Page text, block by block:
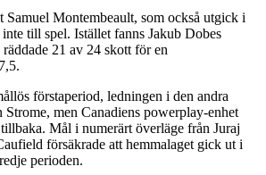
Samuel Montembeault, som också utgick i
till spel. Istället fanns Jakub Dobes
21 av 24 skott för en
förstaperiod, ledningen i den andra
men Canadiens powerplay-enhet
Mål i numerärt överläge från Juraj
försäkrade att hemmalaget gick ut i
perioden.